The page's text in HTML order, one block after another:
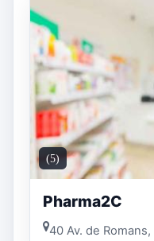
(5)
Pharma2C
40 Av. de